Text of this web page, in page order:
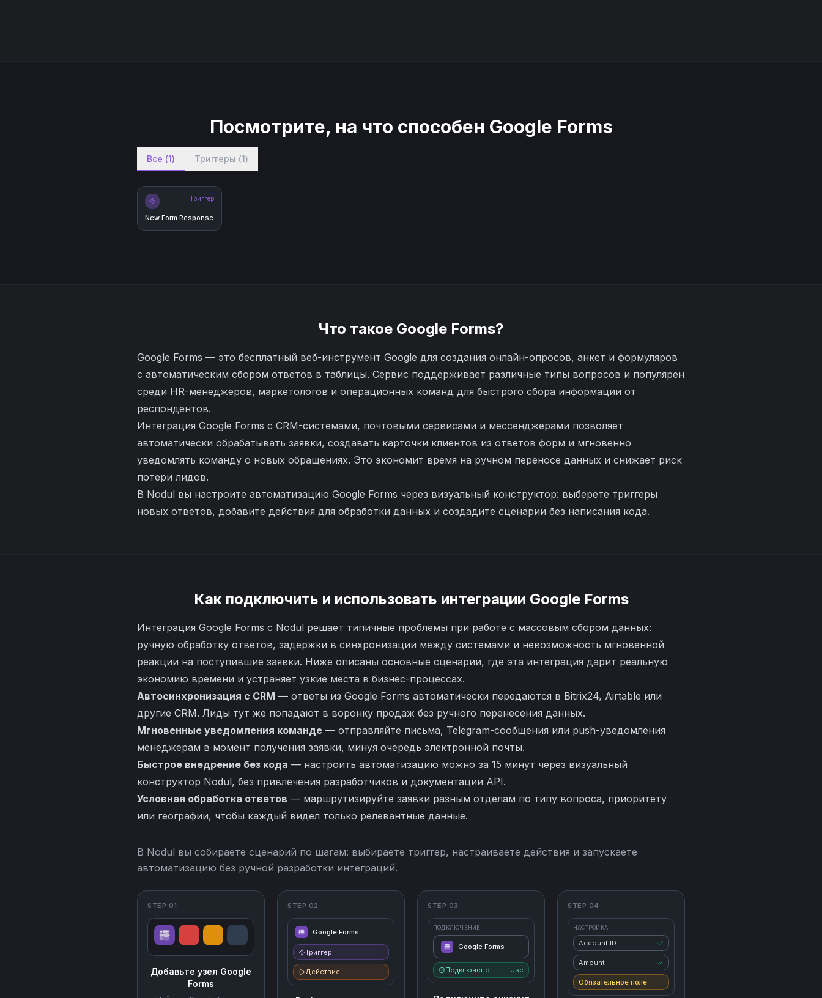
Посмотрите, на что способен Google Forms
Все (1) Триггеры (1)
Триггер
New Form Response
Что такое Google Forms?
Google Forms — это бесплатный веб-инструмент Google для создания онлайн-опросов, анкет и формуляров
с автоматическим сбором ответов в таблицы. Сервис поддерживает различные типы вопросов и популярен
среди HR-менеджеров, маркетологов и операционных команд для быстрого сбора информации от
респондентов.
Интеграция Google Forms с CRM-системами, почтовыми сервисами и мессенджерами позволяет
автоматически обрабатывать заявки, создавать карточки клиентов из ответов форм и мгновенно
уведомлять команду о новых обращениях. Это экономит время на ручном переносе данных и снижает риск
потери лидов.
В Nodul вы настроите автоматизацию Google Forms через визуальный конструктор: выберете триггеры
новых ответов, добавите действия для обработки данных и создадите сценарии без написания кода.
Как подключить и использовать интеграции Google Forms
Интеграция Google Forms с Nodul решает типичные проблемы при работе с массовым сбором данных:
ручную обработку ответов, задержки в синхронизации между системами и невозможность мгновенной
реакции на поступившие заявки. Ниже описаны основные сценарии, где эта интеграция дарит реальную
экономию времени и устраняет узкие места в бизнес-процессах.
Автосинхронизация с CRM — ответы из Google Forms автоматически передаются в Bitrix24, Airtable или
другие CRM. Лиды тут же попадают в воронку продаж без ручного перенесения данных.
Мгновенные уведомления команде — отправляйте письма, Telegram-сообщения или push-уведомления
менеджерам в момент получения заявки, минуя очередь электронной почты.
Быстрое внедрение без кода — настроить автоматизацию можно за 15 минут через визуальный
конструктор Nodul, без привлечения разработчиков и документации API.
Условная обработка ответов — маршрутизируйте заявки разным отделам по типу вопроса, приоритету
или географии, чтобы каждый видел только релевантные данные.
В Nodul вы собираете сценарий по шагам: выбираете триггер, настраиваете действия и запускаете
автоматизацию без ручной разработки интеграций.
STEP 01
Добавьте узел Google
Forms
STEP 02
Google Forms
Триггер
Действие
STEP 03
ПОДКЛЮЧЕНИЕ
Google Forms
Подключено Use
STEP 04
НАСТРОЙКА
Account ID
Amount
Обязательное поле